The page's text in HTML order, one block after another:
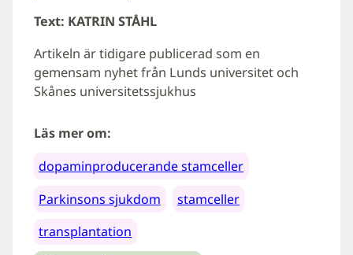
Text: KATRIN STÅHL
Artikeln är tidigare publicerad som en
gemensam nyhet från Lunds universitet och
Skånes universitetssjukhus
Läs mer om:
dopaminproducerande stamceller
Parkinsons sjukdom
stamceller
transplantation